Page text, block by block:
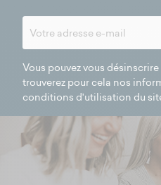
Vous pouvez vous
trouverez pour cela nos
conditions d'utilisation du